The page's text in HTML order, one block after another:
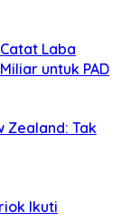
Laba
untuk PAD
Zealand: Tak
Ikuti